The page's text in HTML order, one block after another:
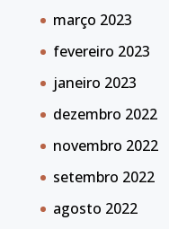
março 2023
fevereiro 2023
janeiro 2023
dezembro 2022
novembro 2022
setembro 2022
agosto 2022